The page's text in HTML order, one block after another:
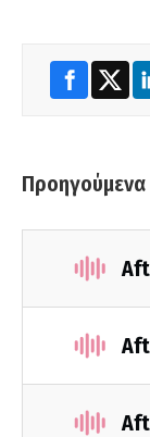
Προηγούμενα